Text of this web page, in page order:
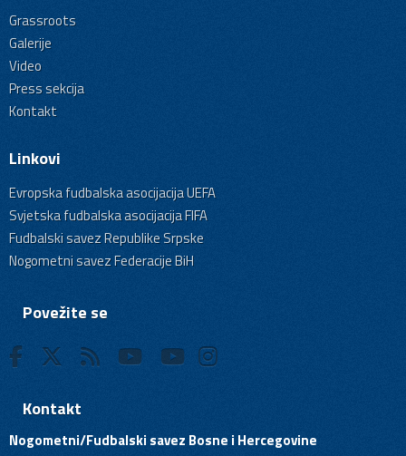
Grassroots
Galerije
Video
Press sekcija
Kontakt
Linkovi
Evropska fudbalska asocijacija UEFA
Svjetska fudbalska asocijacija FIFA
Fudbalski savez Republike Srpske
Nogometni savez Federacije BiH
Povežite se
Kontakt
Nogometni/Fudbalski savez Bosne i Hercegovine